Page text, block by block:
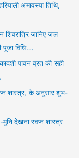
अमावस्या तिथि,
जानिए जल
पूजा विधि….
पावन व्रत की सही
शास्त्र, के अनुसार शुभ-
देखना स्वप्न शास्त्र